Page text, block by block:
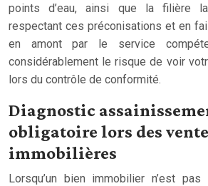
points d’eau, ainsi que la filière
respectant ces préconisations et en
en amont par le service
considérablement le risque de voir
lors du contrôle de conformité.
Diagnostic
obligatoire lors des
immobilières
Lorsqu’un bien immobilier n’est